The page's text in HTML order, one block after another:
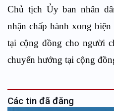
Chủ tịch Ủy ban nhân
nhận chấp hành xong
tại cộng đồng cho người
chuyển hướng tại cộng
Các tin đã đăng